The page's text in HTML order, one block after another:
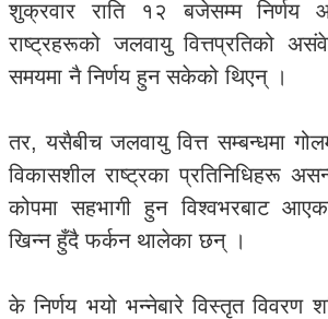
शुक्रवार राति १२ बजेसम्म निर्णय
राष्ट्रहरूको जलवायु वित्तप्रतिको
समयमा नै निर्णय हुन सकेको थिएन् ।
तर, यसैबीच जलवायु वित्त सम्बन्धमा
विकासशील राष्ट्रका प्रतिनिधिहरू
कोपमा सहभागी हुन विश्वभरबाट
खिन्न हुँदै फर्कन थालेका छन् ।
के निर्णय भयो भन्नेबारे विस्तृत विवरण